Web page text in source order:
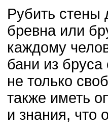
Рубить стены
бревна или
каждому
бани из бруса
не только
также иметь
и знания, что